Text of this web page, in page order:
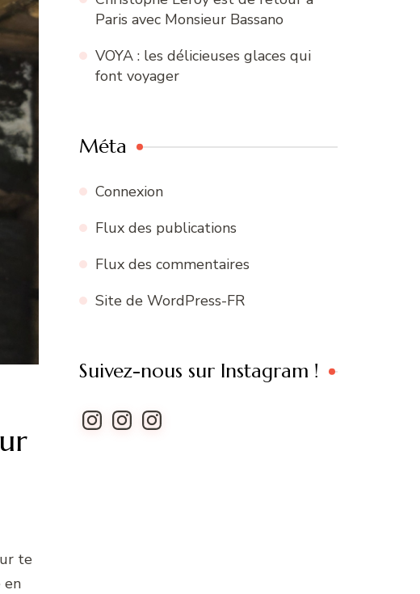
te
en
Paris avec Monsieur Bassano
VOYA : les délicieuses glaces qui
font voyager
Méta
Connexion
Flux des publications
Flux des commentaires
Site de WordPress-FR
Suivez-nous sur Instagram !
Instagram
InstagramInstagram